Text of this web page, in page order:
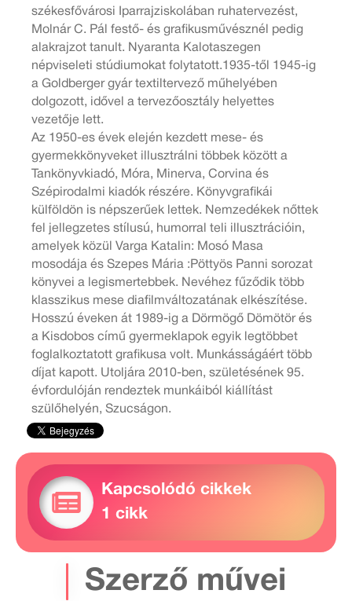
székesfővárosi Iparrajziskolában ruhatervezést,
Molnár C. Pál festő- és grafikusművésznél pedig
alakrajzot tanult. Nyaranta Kalotaszegen
népviseleti stúdiumokat folytatott.1935-től 1945-ig
a Goldberger gyár textiltervező műhelyében
dolgozott, idővel a tervezőosztály helyettes
vezetője lett.
Az 1950-es évek elején kezdett mese- és
gyermekkönyveket illusztrálni többek között a
Tankönyvkiadó, Móra, Minerva, Corvina és
Szépirodalmi kiadók részére. Könyvgrafikái
külföldön is népszerűek lettek. Nemzedékek nőttek
fel jellegzetes stílusú, humorral teli illusztrációin,
amelyek közül Varga Katalin: Mosó Masa
mosodája és Szepes Mária :Pöttyös Panni sorozat
könyvei a legismertebbek. Nevéhez fűződik több
klasszikus mese diafilmváltozatának elkészítése.
Hosszú éveken át 1989-ig a Dörmögő Dömötör és
a Kisdobos című gyermeklapok egyik legtöbbet
foglalkoztatott grafikusa volt. Munkásságáért több
díjat kapott. Utoljára 2010-ben, születésének 95.
évfordulóján rendeztek munkáiból kiállítást
szülőhelyén, Szucságon.
Kapcsolódó cikkek
1 cikk
Szerző művei